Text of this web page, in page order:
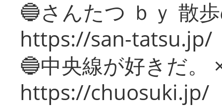
🔵さんたつ ｂｙ 散
https://san-tatsu.jp/
🔵中央線が好きだ。
https://chuosuki.jp/